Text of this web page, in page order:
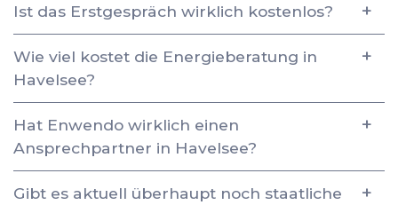
Ist das Erstgespräch wirklich kostenlos?
Wie viel kostet die Energieberatung in
Havelsee?
Hat Enwendo wirklich einen
Ansprechpartner in Havelsee?
Gibt es aktuell überhaupt noch staatliche